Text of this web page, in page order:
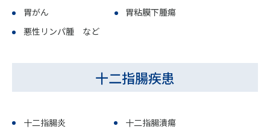
胃がん
胃粘膜下腫瘍
悪性リンパ腫 など
十二指腸疾患
十二指腸炎
十二指腸潰瘍